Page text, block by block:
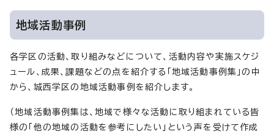
地域活動事例
各学区の活動、取り組みなどについて、活動内容や実施スケジ
ュール、成果、課題などの点を紹介する「地域活動事例集」の中
から、城西学区の地域活動事例を紹介します。
（地域活動事例集は、地域で様々な活動に取り組まれている皆
様の「他の地域の活動を参考にしたい」という声を受けて作成